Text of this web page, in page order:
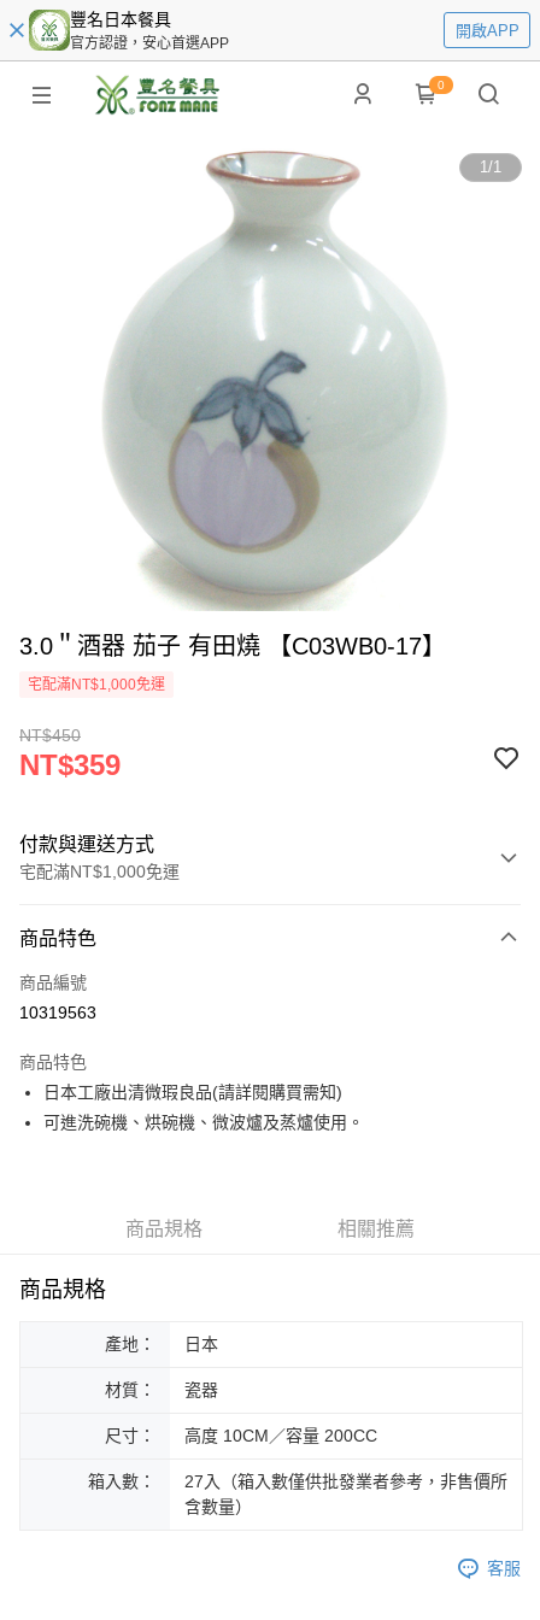
豐名日本餐具
官方認證，安心首選APP
開啟APP
0
1/1
3.0＂酒器 茄子 有田燒 【C03WB0-17】
宅配滿NT$1,000免運
NT$450
NT$359
付款與運送方式
宅配滿NT$1,000免運
信用卡一次付款
LINE Pay
街口支付
悠遊付
運送方式
每筆NT$200，滿NT$1,000(含以上)免運費
黑貓外島宅配
每筆NT$360
商品特色
商品編號
10319563
商品特色
日本工廠出清微瑕良品(請詳閱購買需知)
可進洗碗機、烘碗機、微波爐及蒸爐使用。
商品規格 相關推薦
商品規格
產地： 日本
材質： 瓷器
尺寸： 高度 10CM／容量 200CC
箱入數：
27入（箱入數僅供批發業者參考，非售價所
含數量）
客服